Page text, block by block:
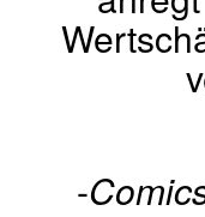
-